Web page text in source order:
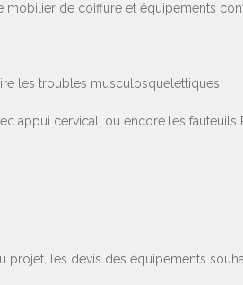
mobilier de coiffure et équipements
les troubles musculosquelettiques.
appui cervical, ou encore les fauteuils
les devis des équipements